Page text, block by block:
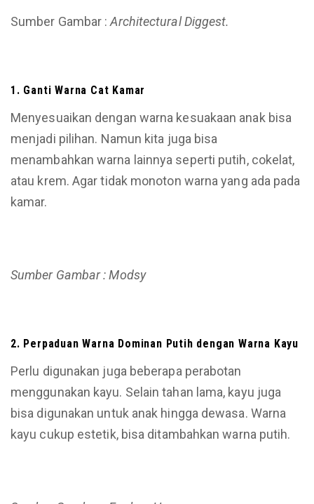
Sumber Gambar :Architectural Diggest.
1. Ganti Warna Cat Kamar
Menyesuaikan dengan warna kesuakaan anak bisa
menjadi pilihan. Namun kita juga bisa
menambahkan warna lainnya seperti putih, cokelat,
atau krem. Agar tidak monoton warna yang ada pada
kamar.
Sumber Gambar : Modsy
2. Perpaduan Warna Dominan Putih dengan Warna Kayu
Perlu digunakan juga beberapa perabotan
menggunakan kayu. Selain tahan lama, kayu juga
bisa digunakan untuk anak hingga dewasa. Warna
kayu cukup estetik, bisa ditambahkan warna putih.